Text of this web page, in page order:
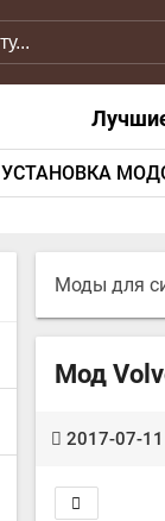
УСТАНОВКА
Моды для
Мод
2017-07-11